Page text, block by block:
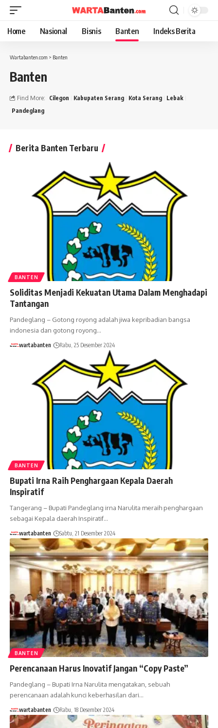
Home Nasional Bisnis Banten Indeks Berita
Wartabanten.com > Banten
Banten
Find More: Cilegon Kabupaten Serang Kota Serang
Lebak
Pandeglang
Berita Banten Terbaru
BANTEN
Soliditas Menjadi Kekuatan Utama Dalam Menghadapi
Tantangan
Pandeglang – Gotong royong adalah jiwa kepribadian bangsa
indonesia dan gotong royong…
wartabanten Rabu, 25 Desember 2024
BANTEN
Bupati Irna Raih Penghargaan Kepala Daerah
Inspiratif
Tangerang – Bupati Pandeglang irna Narulita meraih penghargaan
sebagai Kepala daerah Inspiratif…
wartabanten Sabtu, 21 Desember 2024
BANTEN
Perencanaan Harus Inovatif Jangan “Copy Paste”
Pandeglang – Bupati Irna Narulita mengatakan, sebuah
perencanaan adalah kunci keberhasilan dari…
wartabanten Rabu, 18 Desember 2024